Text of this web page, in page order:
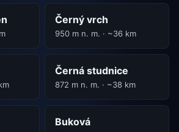
Černý vrch
950 m n. m. · ~36 km
Černá studnice
872 m n. m. · ~38 km
Buková